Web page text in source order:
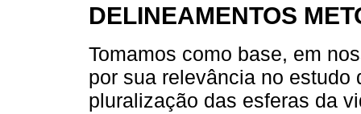
DELINEAMENTOS
Tomamos como base, em
por sua relevância no
pluralização das esferas da